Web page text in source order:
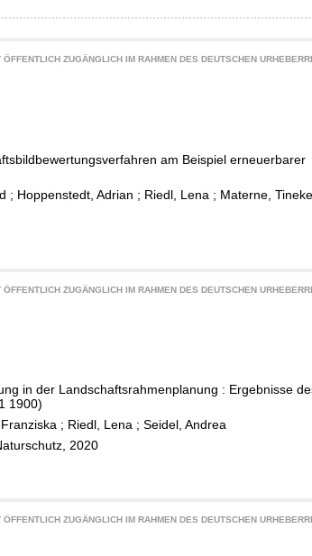
ÖFFENTLICH ZUGÄNGLICH IM RAHMEN DES DEUTSCHEN
am Beispiel erneuerbarer
; Hoppenstedt, Adrian ; Riedl, Lena ; Materne, Tineke
ZUGÄNGLICH IM RAHMEN DES DEUTSCHEN
in der Landschaftsrahmenplanung : Ergebnisse
1900)
; Riedl, Lena ; Seidel, Andrea
2020
ZUGÄNGLICH IM RAHMEN DES DEUTSCHEN